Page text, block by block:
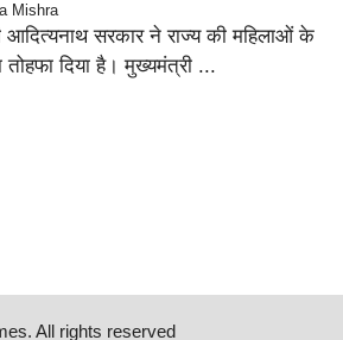
Mishra
आदित्यनाथ सरकार ने राज्य की महिलाओं के
तोहफा दिया है। मुख्यमंत्री ...
All rights reserved